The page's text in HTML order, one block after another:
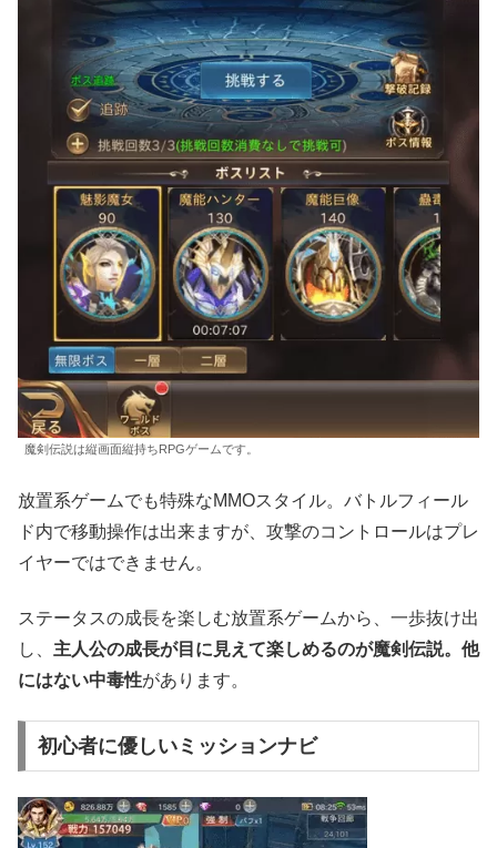
魔剣伝説は縦画面縦持ちRPGゲームです。
放置系ゲームでも特殊なMMOスタイル。バトルフィール
ド内で移動操作は出来ますが、攻撃のコントロールはプレ
イヤーではできません。
ステータスの成長を楽しむ放置系ゲームから、一歩抜け出
し、 主人公の成長が目に見えて楽しめるのが魔剣伝説。他
にはない中毒性があります。
初心者に優しいミッションナビ